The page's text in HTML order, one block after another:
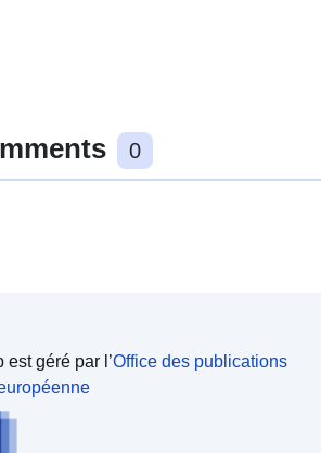
0
est géré par l’Office des publications